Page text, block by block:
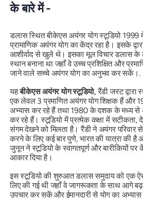
के बारे में -
डलास स्थित बीकेएस अयंगर योग स्टूडियो
प्रामाणिक अयंगर योग का केंद्र रहा है। इसके
आशीर्वाद से खुले थे। इसका मूल विचार डलास के
स्थान बनाना था जहाँ वे उच्च प्रशिक्षित और
जाने वाले सच्चे अयंगर योग का अनुभव कर सकें।.
यहबीकेएस अयंगर योग स्टूडियो,रैंडी जस्ट द्वारा
एक लेवल 3 प्रमाणित अयंगर योग शिक्षक हैं और
अभ्यास कर रहे हैं तथा 1980 के दशक के मध्य से
कर रहे हैं। स्टूडियो में प्रत्येक कक्षा में सटीकता,
संगम देखने को मिलता है। रैंडी ने अयंगर परिवार से
करने के लिए कई बार पुणे, भारत की यात्रा की है
जुनून ने स्टूडियो के स्वागतपूर्ण और बारीकियों पर
आकार दिया है।
इस स्टूडियो की शुरुआत डलास समुदाय को एक
लिए की गई थी जहाँ वे जागरूकता के साथ आगे
उपचार कर सकें और ईमानदारी से योग का